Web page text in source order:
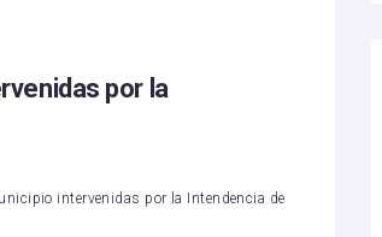
por la
intervenidas por la Intendencia de